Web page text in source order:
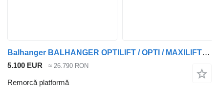
Balhanger BALHANGER OPTILIFT / OPTI / MAXILIFT - OPTILIFT 2745 – 4.5 x 2
5.100 EUR ≈ 26.790 RON
Remorcă platformă